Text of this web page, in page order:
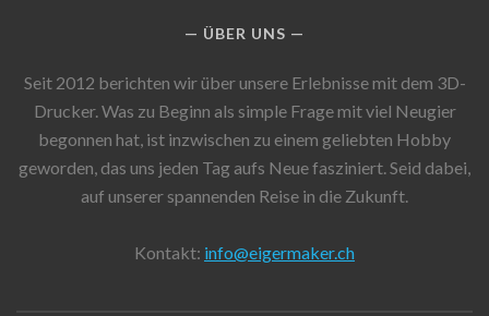
ÜBER UNS
Seit 2012 berichten wir über unsere Erlebnisse mit dem 3D-
Drucker. Was zu Beginn als simple Frage mit viel Neugier
begonnen hat, ist inzwischen zu einem geliebten Hobby
geworden, das uns jeden Tag aufs Neue fasziniert. Seid dabei,
auf unserer spannenden Reise in die Zukunft.
Kontakt: info@eigermaker.ch